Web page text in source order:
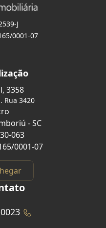
J
0001-07
3358
Rua 3420
- SC
063
0001-07